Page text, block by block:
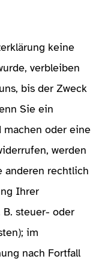
keine
verbleiben
bis der Zweck
Sie ein
machen oder eine
werden
anderen rechtlich
Ihrer
B. steuer- oder
im
nach Fortfall